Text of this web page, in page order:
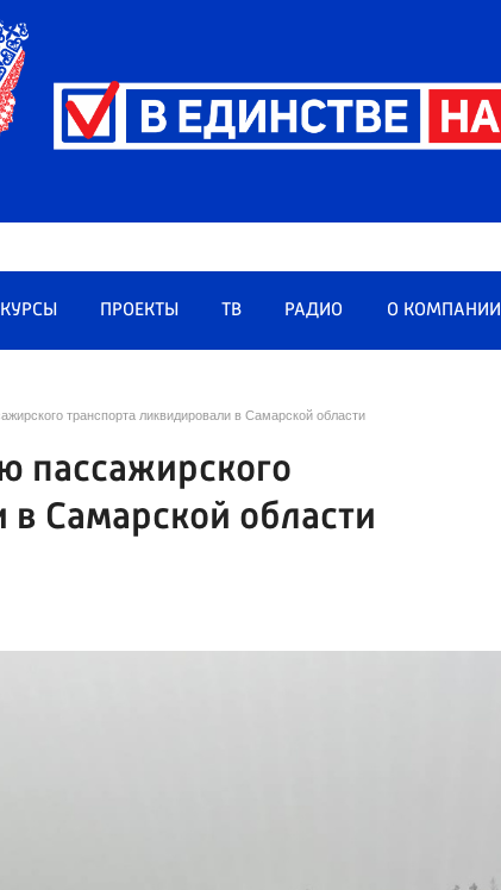
ПРОЕКТЫ ТВ РАДИО О КОМПАНИИ
транспорта ликвидировали в Самарской области
пассажирского
Самарской области